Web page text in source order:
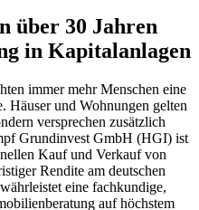
über 30 Jahren
in Kapitalanlagen
immer mehr Menschen eine
Häuser und Wohnungen gelten
versprechen zusätzlich
Grundinvest GmbH (HGI) ist
Kauf und Verkauf von
Rendite am deutschen
eine fachkundige,
auf höchstem